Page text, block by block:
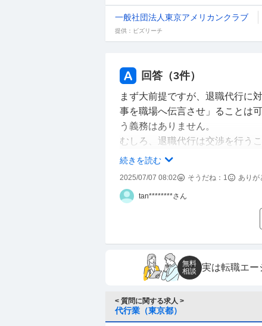
一般社団法人東京アメリカンクラブ
提供：ビズリーチ
回答（3件）
まず大前提ですが、退職代行に
事を職場へ伝言させ」ることは
う義務はありません。
むしろ、退職代行は交渉を行う
条）、退職条件の交渉や、業務
※常識的な職場であれば、退職
ですが、ブラックな職場ならば
職者側の手落ち（私物が置きっ
に連絡を取ることもあるでしょう
もし、職場と一切の連絡を取り
行を使う必要があります。
続きを読む
2025/07/07 08:02 そうだね： 1 ありが
tan********さん
無料
相談
実は転職エー
< 質問に関する求人 >
代行業（東京都）